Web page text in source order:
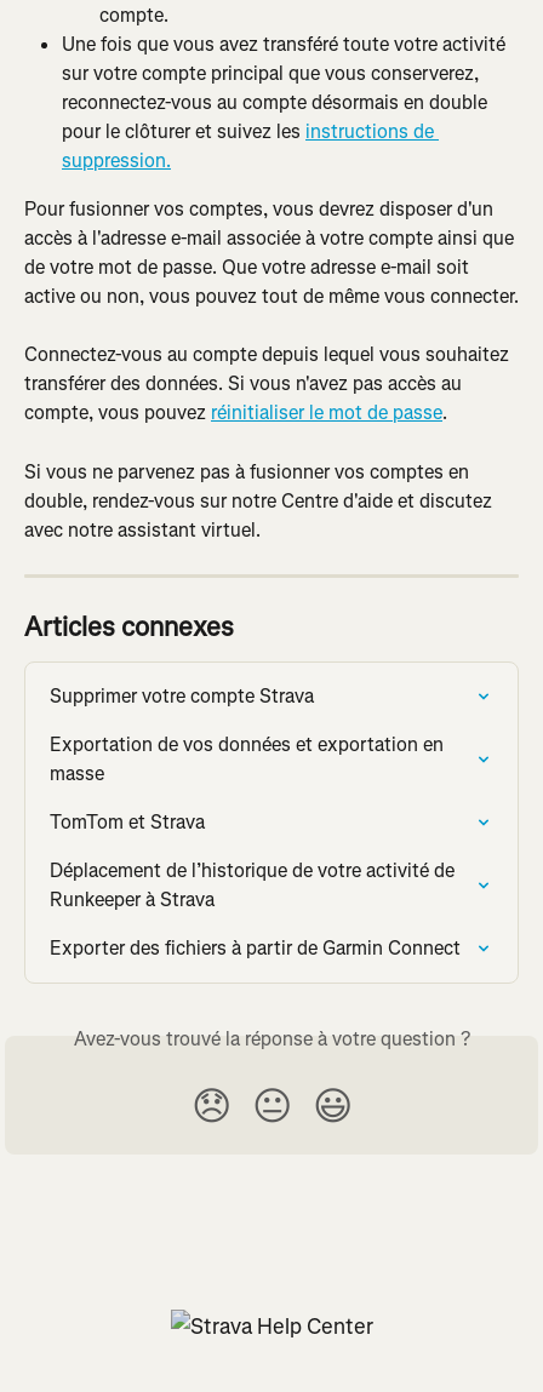
compte.
Une fois que vous avez transféré toute votre activité
sur votre compte principal que vous conserverez,
reconnectez-vous au compte désormais en double
pour le clôturer et suivez les instructions de
suppression.
Pour fusionner vos comptes, vous devrez disposer d'un
accès à l'adresse e-mail associée à votre compte ainsi que
de votre mot de passe. Que votre adresse e-mail soit
active ou non, vous pouvez tout de même vous connecter.
Connectez-vous au compte depuis lequel vous souhaitez
transférer des données. Si vous n'avez pas accès au
compte, vous pouvez réinitialiser le mot de passe.
Si vous ne parvenez pas à fusionner vos comptes en
double, rendez-vous sur notre Centre d'aide et discutez
avec notre assistant virtuel.
Articles connexes
Supprimer votre compte Strava
Exportation de vos données et exportation en
masse
TomTom et Strava
Déplacement de l’historique de votre activité de
Runkeeper à Strava
Exporter des fichiers à partir de Garmin Connect
Avez-vous trouvé la réponse à votre question ?
😞 😐 😃